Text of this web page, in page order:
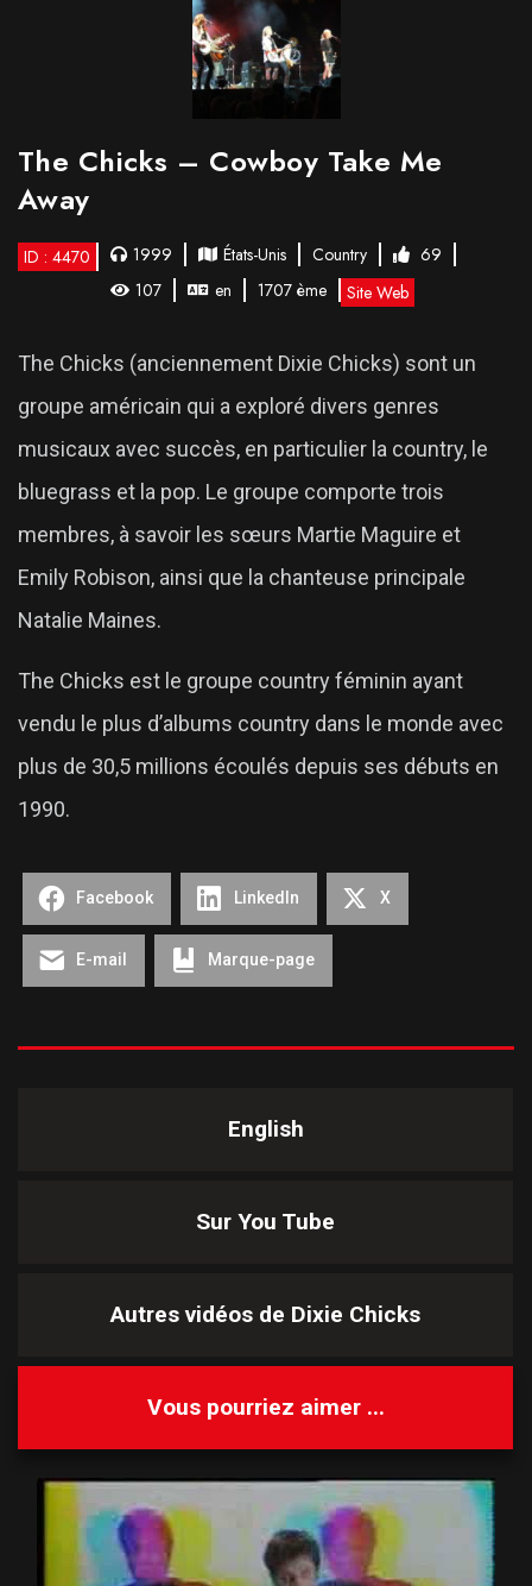
The Chicks – Cowboy Take Me
Away
ID : 4470 1999 États-Unis Country
69
107
en 1707 ème Site Web
The Chicks (anciennement Dixie Chicks) sont un
groupe américain qui a exploré divers genres
musicaux avec succès, en particulier la country, le
bluegrass et la pop. Le groupe comporte trois
membres, à savoir les sœurs Martie Maguire et
Emily Robison, ainsi que la chanteuse principale
Natalie Maines.
The Chicks est le groupe country féminin ayant
vendu le plus d’albums country dans le monde avec
plus de 30,5 millions écoulés depuis ses débuts en
1990.
Facebook LinkedIn X
E-mail Marque-page
English
Sur You Tube
Autres vidéos de Dixie Chicks
Vous pourriez aimer ...